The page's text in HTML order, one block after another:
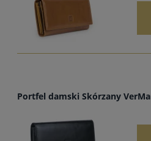
Portfel damski Skórzany